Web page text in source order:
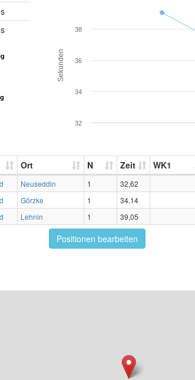
Sekunden
32
34
36
38
Ort N Zeit WK1
Neuseddin 1
32,62
Görzke 1
34,14
Lehnin 1 39,05
Positionen bearbeiten